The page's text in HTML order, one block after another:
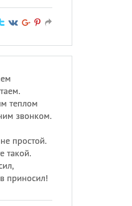
теплом
звонком.
простой.
такой.
приносил!